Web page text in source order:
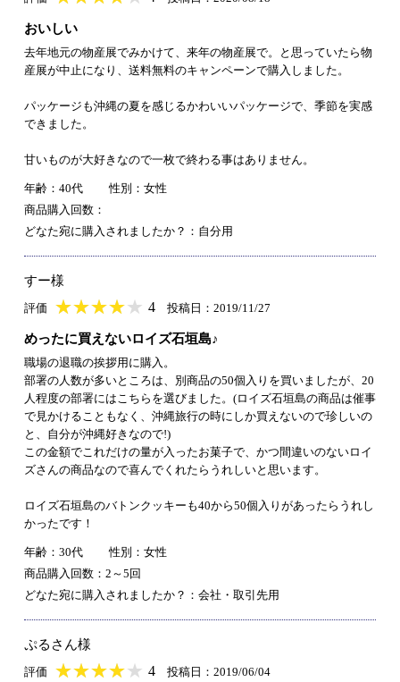
おいしい
去年地元の物産展でみかけて、来年の物産展で。と思っていたら物
産展が中止になり、送料無料のキャンペーンで購入しました。
パッケージも沖縄の夏を感じるかわいいパッケージで、季節を実感
できました。
甘いものが大好きなので一枚で終わる事はありません。
年齢：40代
性別：女性
商品購入回数：
どなた宛に購入されましたか？：自分用
すー様
評価 ★★★★★
★★★★★ 4 投稿日：2019/11/27
めったに買えないロイズ石垣島♪
職場の退職の挨拶用に購入。
部署の人数が多いところは、別商品の50個入りを買いましたが、20
人程度の部署にはこちらを選びました。(ロイズ石垣島の商品は催事
で見かけることもなく、沖縄旅行の時にしか買えないので珍しいの
と、自分が沖縄好きなので!)
この金額でこれだけの量が入ったお菓子で、かつ間違いのないロイ
ズさんの商品なので喜んでくれたらうれしいと思います。
ロイズ石垣島のバトンクッキーも40から50個入りがあったらうれし
かったです！
年齢：30代
性別：女性
商品購入回数：2～5回
どなた宛に購入されましたか？：会社・取引先用
ぷるさん様
評価 ★★★★★
★★★★★ 4 投稿日：2019/06/04